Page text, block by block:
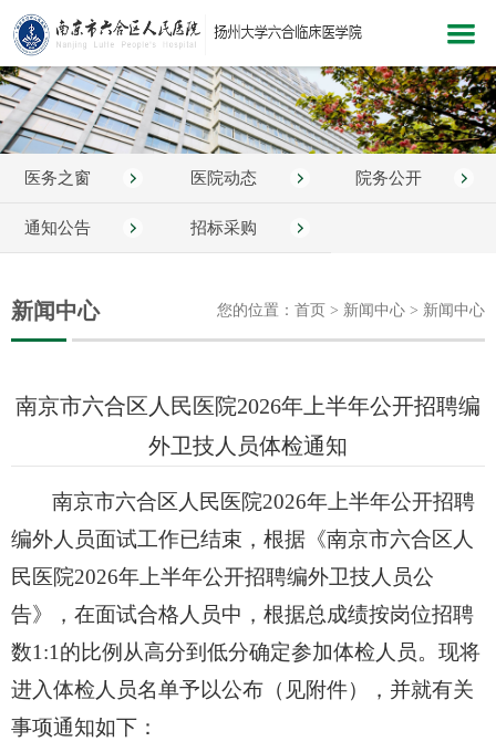
网站首页
医院概况
新闻中心
科室介绍
医院服务
教学科研
互动平台
人力资源
视频点播
医务之窗 医院动态 院务公开
通知公告 招标采购
新闻中心 您的位置：首页 > 新闻中心 > 新闻中心
南京市六合区人民医院2026年上半年公开招聘编
外卫技人员体检通知
南京市六合区人民医院2026年上半年公开招聘
编外人员面试工作已结束，根据《南京市六合区人
民医院2026年上半年公开招聘编外卫技人员公
告》，在面试合格人员中，根据总成绩按岗位招聘
数1:1的比例从高分到低分确定参加体检人员。现将
进入体检人员名单予以公布（见附件），并就有关
事项通知如下：